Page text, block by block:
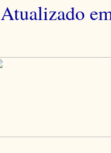
Atualizado